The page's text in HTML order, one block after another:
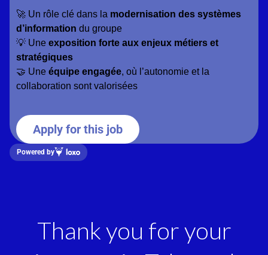
🚀 Un rôle clé dans la modernisation des systèmes
d’information du groupe
💡 Uneexposition forte aux enjeux métiers et
stratégiques
🤝 Uneéquipe engagée, où l’autonomie et la
collaboration sont valorisées
Apply for this job
Powered by
Thank you for your